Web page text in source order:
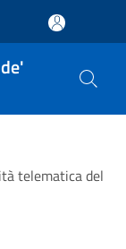
telematica del